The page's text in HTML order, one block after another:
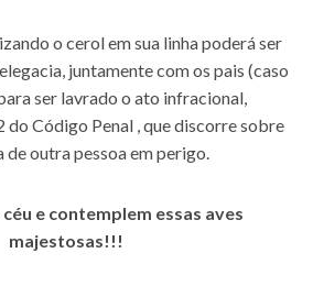
o cerol em sua linha poderá ser
juntamente com os pais (caso
ser lavrado o ato infracional,
do Código Penal , que discorre sobre
outra pessoa em perigo.
e contemplem essas aves
majestosas!!!